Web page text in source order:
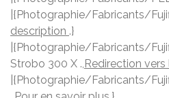
|{Photographie/Fabricants/
description .}
|{Photographie/Fabricants/
Strobo 300 X ., Redirection vers
|{Photographie/Fabricants/